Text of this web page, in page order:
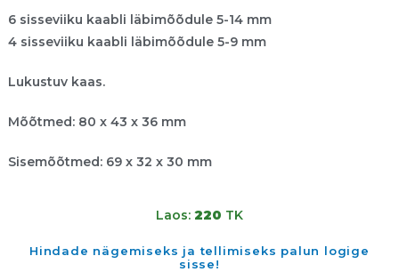
6 sisseviiku kaabli läbimõõdule 5-14 mm
4 sisseviiku kaabli läbimõõdule 5-9 mm
Lukustuv kaas.
Mõõtmed: 80 x 43 x 36 mm
Sisemõõtmed: 69 x 32 x 30 mm
Laos: 220 TK
Hindade nägemiseks ja tellimiseks palun logige
sisse!